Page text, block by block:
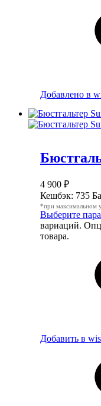
Добавлено в
4 900 ₽
Кешбэк: 735
*при максимальном
Выберите
вариаций.
товара.
Добавить в